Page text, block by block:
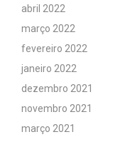
abril 2022
março 2022
fevereiro 2022
janeiro 2022
dezembro 2021
novembro 2021
março 2021